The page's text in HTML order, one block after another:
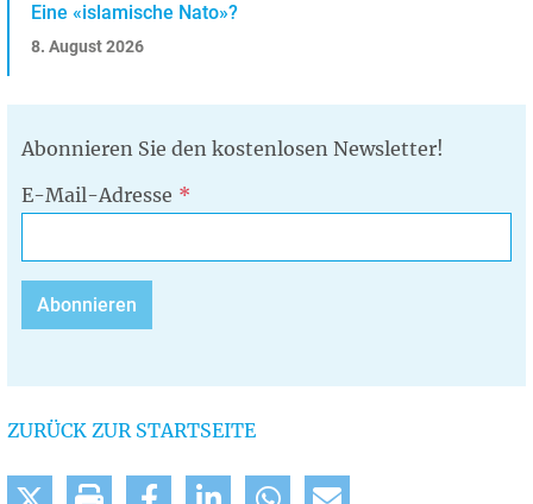
Eine «islamische Nato»?
8. August 2026
Abonnieren Sie den kostenlosen Newsletter!
E-Mail-Adresse
ZURÜCK ZUR STARTSEITE